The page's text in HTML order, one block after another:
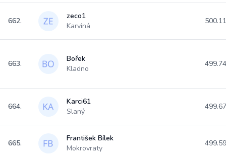
662.
zeco1
Karviná
500.11
663.
Bořek
Kladno
499.74
664.
Karci61
Slaný
499.67
665.
František Bílek
Mokrovraty
499.59